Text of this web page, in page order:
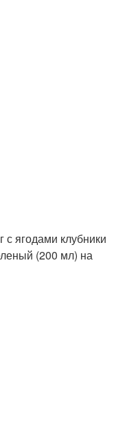
ягодами клубники
(200 мл) на